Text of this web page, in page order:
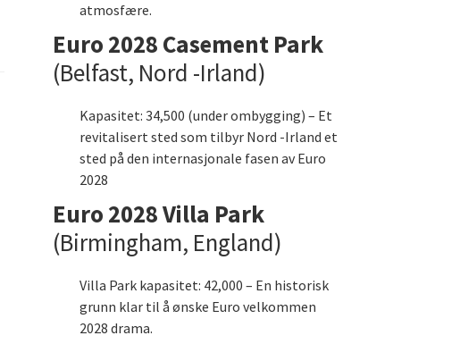
atmosfære.
Euro 2028 Casement Park
(Belfast, Nord -Irland)
Kapasitet: 34,500 (under ombygging) – Et
revitalisert sted som tilbyr Nord -Irland et
sted på den internasjonale fasen av Euro
2028
Euro 2028 Villa Park
(Birmingham, England)
Villa Park kapasitet: 42,000 – En historisk
grunn klar til å ønske Euro velkommen
2028 drama.